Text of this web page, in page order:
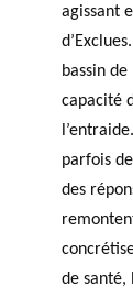
agissant
bassin
capacité
parfois
des
de santé,